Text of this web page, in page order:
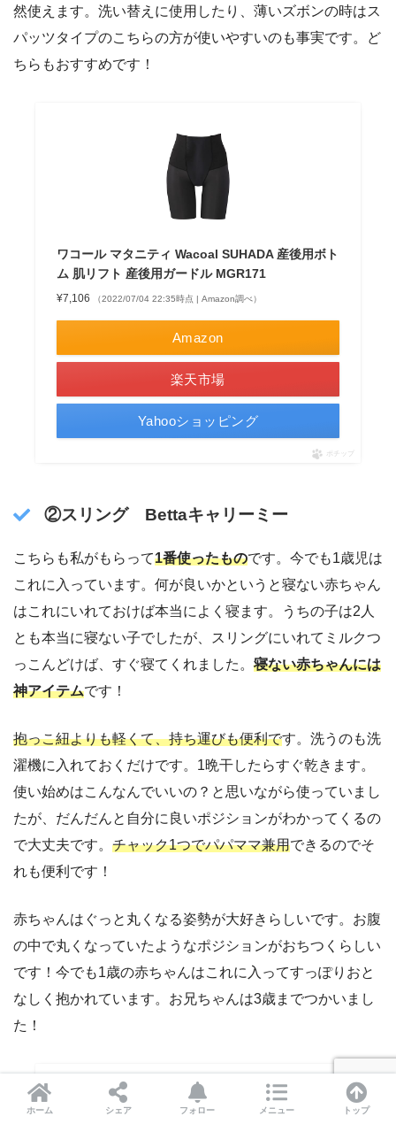
然使えます。洗い替えに使用したり、薄いズボンの時はス
パッツタイプのこちらの方が使いやすいのも事実です。ど
ちらもおすすめです！
ワコール マタニティ Wacoal SUHADA 産後用ボト
ム 肌リフト 産後用ガードル MGR171
¥7,106 （2022/07/04 22:35時点 | Amazon調べ）
Amazon
楽天市場
Yahooショッピング
ポチップ
②スリング Bettaキャリーミー
こちらも私がもらって1番使ったものです。今でも1歳児は
これに入っています。何が良いかというと寝ない赤ちゃん
はこれにいれておけば本当によく寝ます。うちの子は2人
とも本当に寝ない子でしたが、スリングにいれてミルクつ
っこんどけば、すぐ寝てくれました。 寝ない赤ちゃんには
神アイテムです！
抱っこ紐よりも軽くて、持ち運びも便利です。洗うのも洗
濯機に入れておくだけです。1晩干したらすぐ乾きます。
使い始めはこんなんでいいの？と思いながら使っていまし
たが、だんだんと自分に良いポジションがわかってくるの
で大丈夫です。 チャック1つでパパママ兼用できるのでそ
れも便利です！
赤ちゃんはぐっと丸くなる姿勢が大好きらしいです。お腹
の中で丸くなっていたようなポジションがおちつくらしい
です！今でも1歳の赤ちゃんはこれに入ってすっぽりおと
なしく抱かれています。お兄ちゃんは3歳までつかいまし
た！
ホーム シェア フォロー メニュー トップ